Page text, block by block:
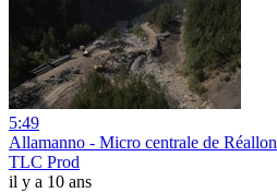
5:49
Allamanno - Micro centrale de Réallon
TLC Prod
il y a 10 ans